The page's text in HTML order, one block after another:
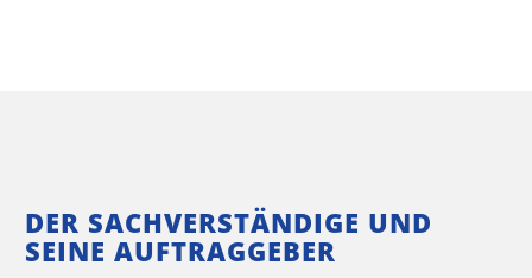
DER SACHVERSTÄNDIGE UND
SEINE AUFTRAGGEBER